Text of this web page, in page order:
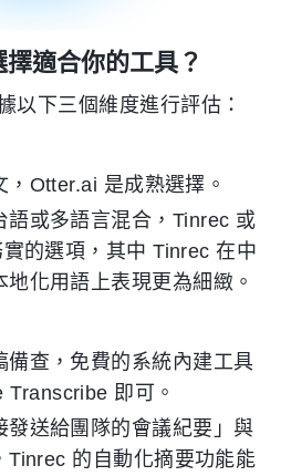
適合你的工具？
以下三個維度進行評估：
，Otter.ai 是成熟選擇。
語或多語言混合，Tinrec 或
的選項，其中 Tinrec 在中
化用語上表現更為細緻。
備查，免費的系統內建工具
即可。
發送給團隊的會議紀要」與
Tinrec 的自動化摘要功能能